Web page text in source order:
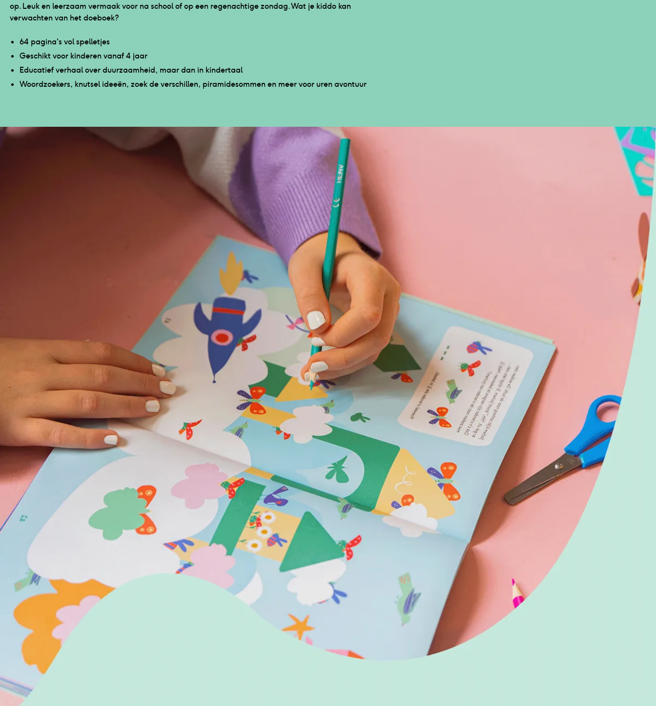
op. Leuk en leerzaam vermaak voor na school of op een regenachtige zondag. Wat je kiddo kan
verwachten van het doeboek?
64 pagina's vol spelletjes
Geschikt voor kinderen vanaf 4 jaar
Educatief verhaal over duurzaamheid, maar dan in kindertaal
Woordzoekers, knutsel ideeën, zoek de verschillen, piramidesommen en meer voor uren avontuur